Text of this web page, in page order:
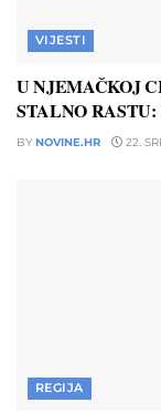
VIJESTI
U NJEMAČKOJ
STALNO RASTU:
BY NOVINE.HR 22.
REGIJA